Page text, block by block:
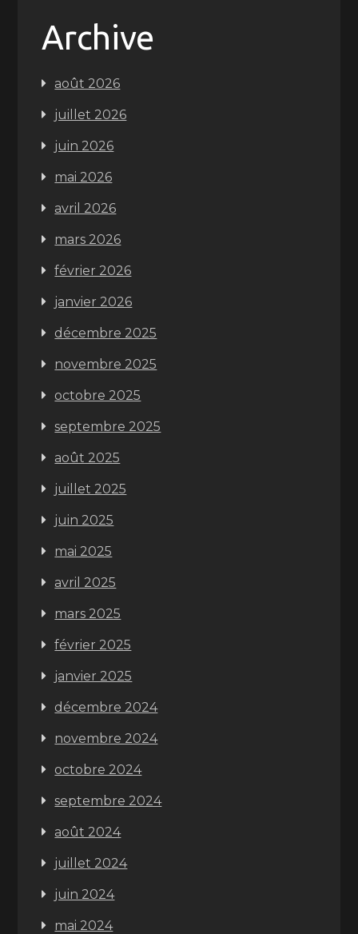
Archive
août 2026
juillet 2026
juin 2026
mai 2026
avril 2026
mars 2026
février 2026
janvier 2026
décembre 2025
novembre 2025
octobre 2025
septembre 2025
août 2025
juillet 2025
juin 2025
mai 2025
avril 2025
mars 2025
février 2025
janvier 2025
décembre 2024
novembre 2024
octobre 2024
septembre 2024
août 2024
juillet 2024
juin 2024
mai 2024